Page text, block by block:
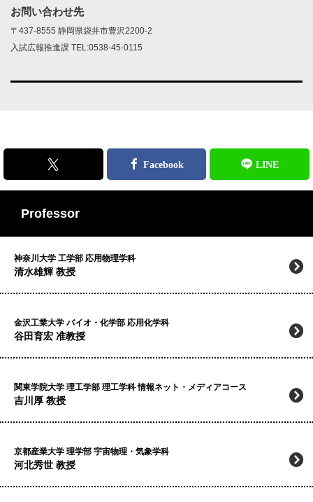
お問い合わせ先
〒437-8555 静岡県袋井市豊沢2200-2
入試広報推進課 TEL:0538-45-0115
Professor
神奈川大学 工学部 応用物理学科
清水雄輝 教授
金沢工業大学 バイオ・化学部 応用化学科
谷田育宏 准教授
関東学院大学 理工学部 理工学科 情報ネット・メディアコース
吉川厚 教授
京都産業大学 理学部 宇宙物理・気象学科
河北秀世 教授